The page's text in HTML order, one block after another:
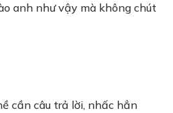
anh như vậy mà không chút
cần câu trả lời, nhấc hẳn